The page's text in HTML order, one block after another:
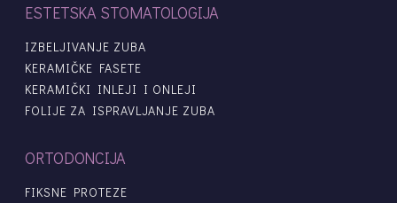
ESTETSKA STOMATOLOGIJA
IZBELJIVANJE ZUBA
KERAMIČKE FASETE
KERAMIČKI INLEJI I ONLEJI
FOLIJE ZA ISPRAVLJANJE ZUBA
ORTODONCIJA
FIKSNE PROTEZE